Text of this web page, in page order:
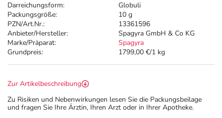
Darreichungsform:
Globuli
Packungsgröße:
10 g
PZN/Art.Nr.:
13361596
Anbieter/Hersteller:
Spagyra GmbH & Co KG
Marke/Präparat:
Spagyra
Grundpreis:
1799,00 €/1 kg
Zur Artikelbeschreibung
Zu Risiken und Nebenwirkungen lesen Sie die Packungsbeilage
und fragen Sie Ihre Ärztin, Ihren Arzt oder in Ihrer Apotheke.